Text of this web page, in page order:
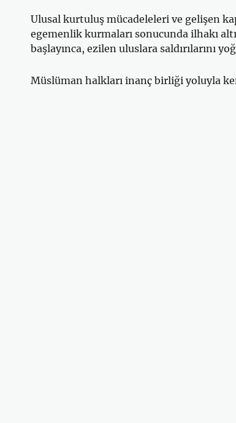
Ulusal kurtuluş mücadeleleri ve gelişen
egemenlik kurmaları sonucunda ilhakı
başlayınca, ezilen uluslara saldırılarını
Müslüman halkları inanç birliği yoluyla